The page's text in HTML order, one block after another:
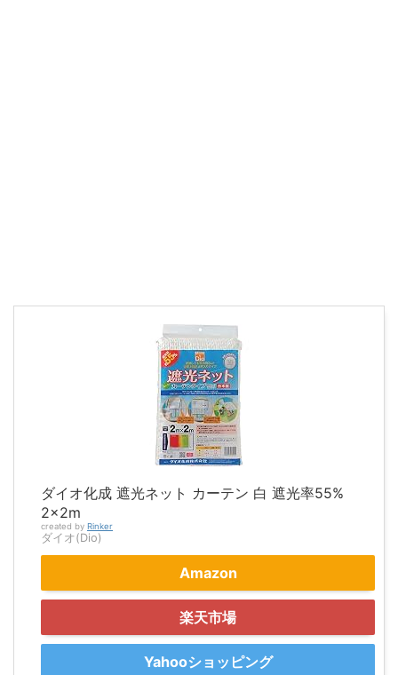
ダイオ化成 遮光ネット カーテン 白 遮光率55%
2×2m
created by Rinker
ダイオ(Dio)
Amazon
楽天市場
Yahooショッピング